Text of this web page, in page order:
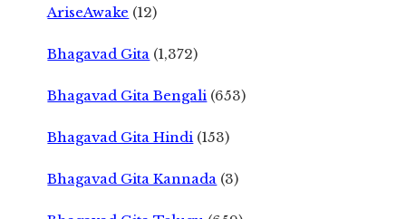
AriseAwake (12)
Bhagavad Gita (1,372)
Bhagavad Gita Bengali (653)
Bhagavad Gita Hindi (153)
Bhagavad Gita Kannada (3)